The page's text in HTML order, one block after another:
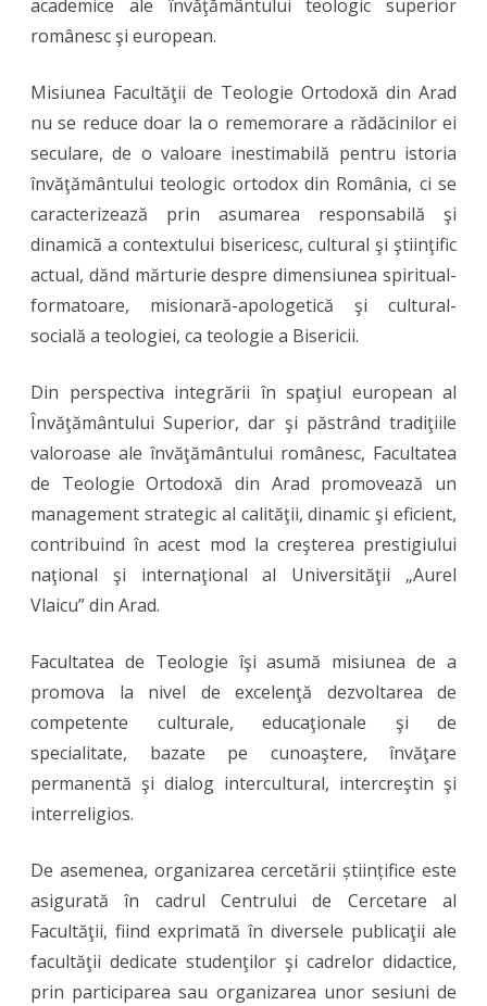
academice ale învăţământului teologic superior
românesc şi european.
Misiunea Facultăţii de Teologie Ortodoxă din Arad
nu se reduce doar la o rememorare a rădăcinilor ei
seculare, de o valoare inestimabilă pentru istoria
învăţământului teologic ortodox din România, ci se
caracterizează prin asumarea responsabilă şi
dinamică a contextului bisericesc, cultural şi ştiinţific
actual, dănd mărturie despre dimensiunea spiritual-
formatoare, misionară-apologetică şi cultural-
socială a teologiei, ca teologie a Bisericii.
Din perspectiva integrării în spaţiul european al
Învăţământului Superior, dar şi păstrând tradiţiile
valoroase ale învăţământului românesc, Facultatea
de Teologie Ortodoxă din Arad promovează un
management strategic al calităţii, dinamic şi eficient,
contribuind în acest mod la creşterea prestigiului
naţional şi internaţional al Universităţii „Aurel
Vlaicu” din Arad.
Facultatea de Teologie îşi asumă misiunea de a
promova la nivel de excelenţă dezvoltarea de
competente culturale, educaţionale şi de
specialitate, bazate pe cunoaştere, învăţare
permanentă şi dialog intercultural, intercreştin şi
interreligios.
De asemenea, organizarea cercetării științifice este
asigurată în cadrul Centrului de Cercetare al
Facultăţii, fiind exprimată în diversele publicaţii ale
facultăţii dedicate studenţilor şi cadrelor didactice,
prin participarea sau organizarea unor sesiuni de